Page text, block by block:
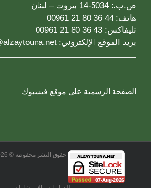
ص.ب.: 5034-14 بيروت – لبنان
هاتف: 44 36 80 21 00961
تليفاكس: 43 36 80 21 00961
بريد الموقع الإلكتروني:
الصفحة الرسمية على موقع فيسبوك